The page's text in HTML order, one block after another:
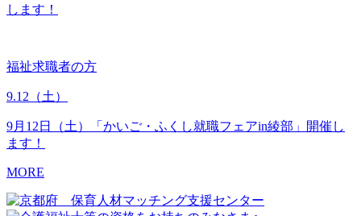
します！
福祉求職者の方
9.12 （土）
9月12日（土）「かいご・ふくし就職フェアin綾部」開催し
ます！
MORE